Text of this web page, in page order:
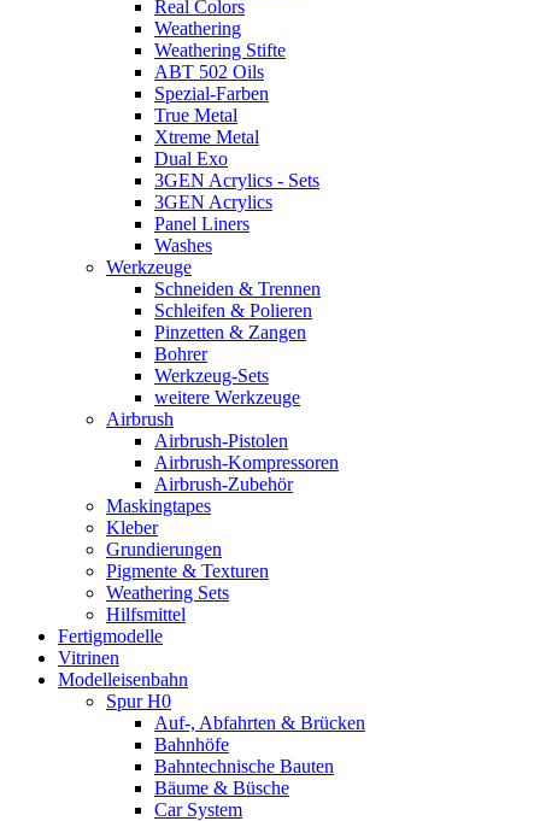
Real Colors
Weathering
Weathering Stifte
ABT 502 Oils
Spezial-Farben
True Metal
Xtreme Metal
Dual Exo
3GEN Acrylics - Sets
3GEN Acrylics
Panel Liners
Washes
Werkzeuge
Schneiden & Trennen
Schleifen & Polieren
Pinzetten & Zangen
Bohrer
Werkzeug-Sets
weitere Werkzeuge
Airbrush
Airbrush-Pistolen
Airbrush-Kompressoren
Airbrush-Zubehör
Maskingtapes
Kleber
Grundierungen
Pigmente & Texturen
Weathering Sets
Hilfsmittel
Fertigmodelle
Vitrinen
Modelleisenbahn
Spur H0
Auf-, Abfahrten & Brücken
Bahnhöfe
Bahntechnische Bauten
Bäume & Büsche
Car System